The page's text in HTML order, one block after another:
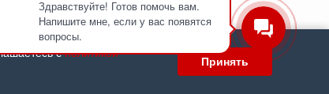
Здравствуйте! Готов помочь вам.
Напишите мне, если у вас появятся
вопросы.
сполитикой
Принять
приобретения товаров, размещенных на сайте, указываются в
Покупателем на сайте.